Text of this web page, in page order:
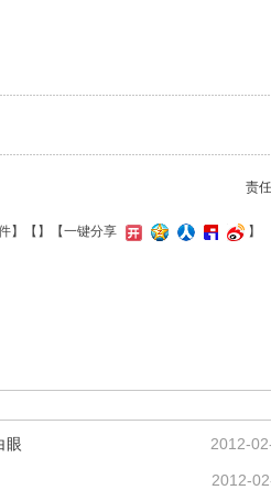
责
】【 】 【一键分享 】
2012-
眼
2012-